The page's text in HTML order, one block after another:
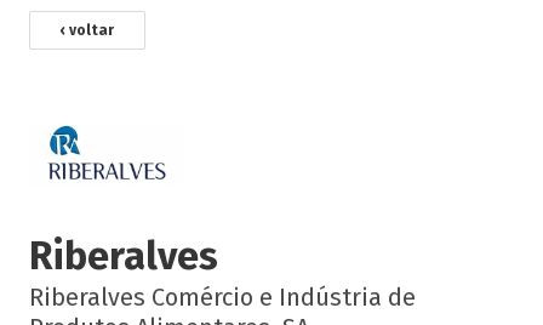
‹ voltar
Riberalves
Riberalves Comércio e Indústria de